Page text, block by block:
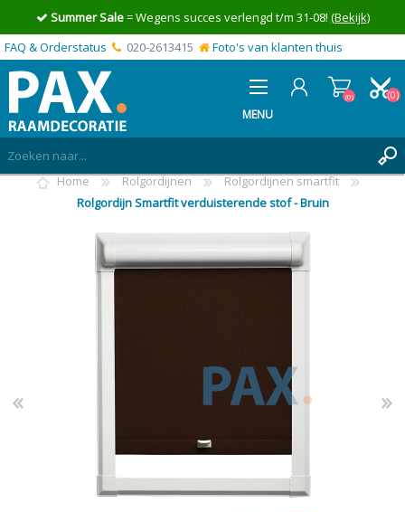
Summer Sale= Wegens succes verlengd t/m 31-08! (Bekijk)
FAQ & Orderstatus
020-2613415 Foto's van klanten thuis
MENU
INLOGGEN
(0)
(0)
Home Rolgordijnen
Rolgordijnen smartfit
Rolgordijn Smartfit verduisterende stof - Bruin